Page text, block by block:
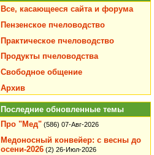
Все, касающееся сайта и форума
Пензенское пчеловодство
Практическое пчеловодство
Продукты пчеловодства
Свободное общение
Архив
Последние обновленные темы
Про "Мед" (586) 07-Авг-2026
Медоносный конвейер: с весны до
осени-2026 (2) 26-Июл-2026